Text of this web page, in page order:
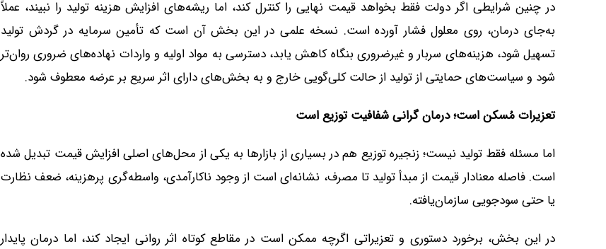
در چنین شرایطی اگر دولت فقط بخواهد قیمت نهایی را کنترل کند، اما ریشه‌های افزایش هزینه تولید را نبیند، عملاً
به‌جای درمان، روی معلول فشار آورده است. نسخه علمی در این بخش آن است که تأمین سرمایه در گردش تولید
تسهیل شود، هزینه‌های سربار و غیرضروری بنگاه کاهش یابد، دسترسی به مواد اولیه و واردات نهاده‌های ضروری روان‌تر
شود و سیاست‌های حمایتی از تولید از حالت کلی‌گویی خارج و به بخش‌های دارای اثر سریع بر عرضه معطوف شود.
تعزیرات مُسکن است؛ درمان گرانی شفافیت توزیع است
اما مسئله فقط تولید نیست؛ زنجیره توزیع هم در بسیاری از بازارها به یکی از محل‌های اصلی افزایش قیمت تبدیل شده
است. فاصله معنادار قیمت از مبدأ تولید تا مصرف، نشانه‌ای است از وجود ناکارآمدی، واسطه‌گری پرهزینه، ضعف نظارت
یا حتی سودجویی سازمان‌یافته.
در این بخش، برخورد دستوری و تعزیراتی اگرچه ممکن است در مقاطع کوتاه اثر روانی ایجاد کند، اما درمان پایدار